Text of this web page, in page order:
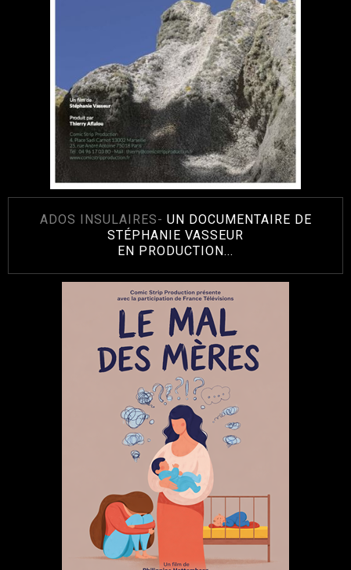
ADOS INSULAIRES- UN DOCUMENTAIRE DE
STÉPHANIE VASSEUR
EN PRODUCTION...